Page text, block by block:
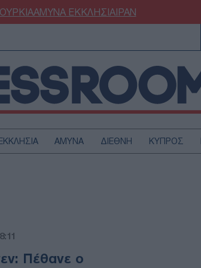
ΑΜΥΝΑΕΚΚΛΗΣΙΑΙΡΑΝ
ΕΚΚΛΗΣΙΑ ΑΜΥΝΑ ΔΙΕΘΝΗ ΚΥΠΡΟΣ
Πέθανε ο